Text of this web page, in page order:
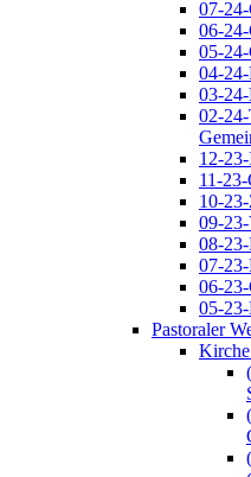
07-24-
06-24-
05-24-
04-
03-
02-
12-
11-23-
10-
09-
08-
07-
06-23-
05-
Pastoraler
Kirche